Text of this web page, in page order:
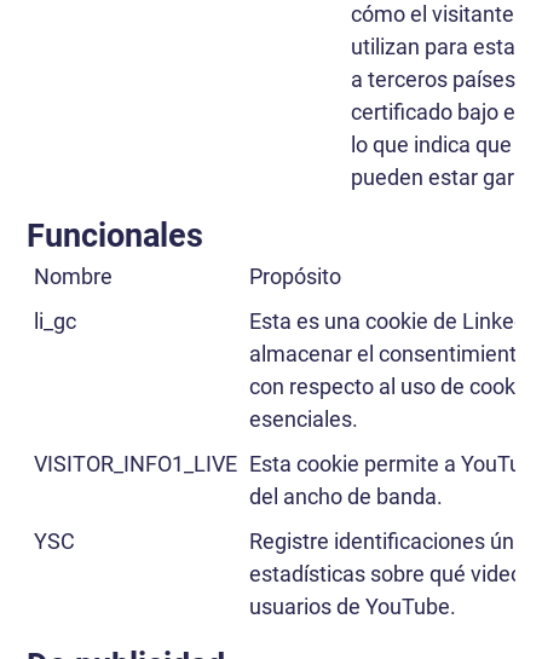
cómo el visitante
utilizan para
a terceros países:
certificado bajo el
lo que indica que
pueden estar
Funcionales
Nombre
Propósito
li_gc
Esta es una cookie de
almacenar el consentimiento
con respecto al uso de
esenciales.
VISITOR_INFO1_LIVE Esta cookie permite a
del ancho de banda.
YSC
Registre identificaciones
estadísticas sobre qué videos
usuarios de YouTube.